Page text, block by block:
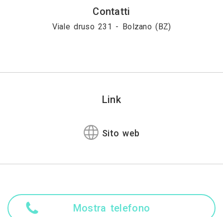
Contatti
Viale druso 231 - Bolzano (BZ)
Link
Sito web
Mostra telefono